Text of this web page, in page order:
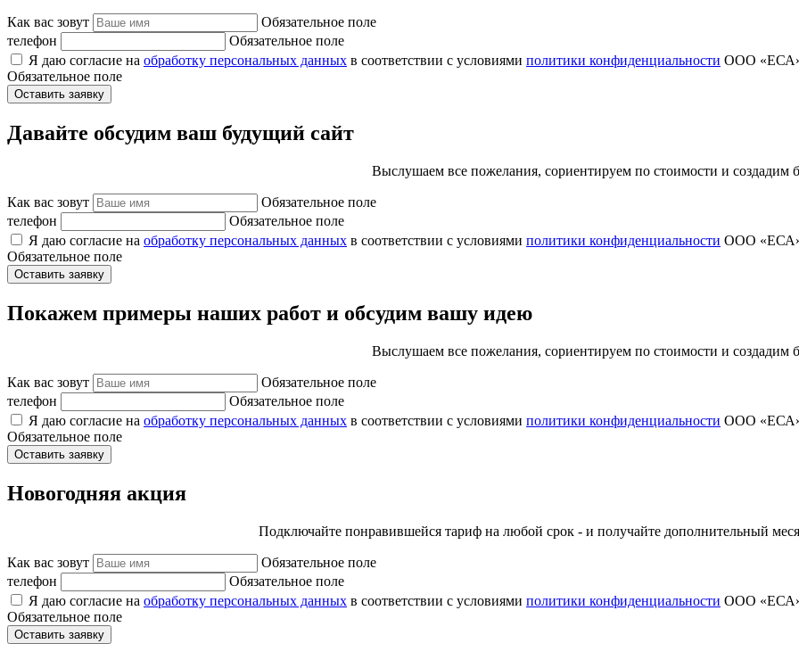
Как вас зовут
Обязательное поле
телефон
Обязательное поле
Я даю согласие на обработку персональных данных в соответствии с условиями политики конфиденциальности ООО
Обязательное поле
Оставить заявку
Давайте обсудим ваш будущий сайт
Выслушаем все пожелания, сориентируем по стоимости и создадим
Как вас зовут
Обязательное поле
телефон
Обязательное поле
Я даю согласие на обработку персональных данных в соответствии с условиями политики конфиденциальности ООО
Обязательное поле
Оставить заявку
Покажем примеры наших работ и обсудим вашу идею
Выслушаем все пожелания, сориентируем по стоимости и создадим
Как вас зовут
Обязательное поле
телефон
Обязательное поле
Я даю согласие на обработку персональных данных в соответствии с условиями политики конфиденциальности ООО
Обязательное поле
Оставить заявку
Новогодняя акция
Подключайте понравившейся тариф на любой срок - и получайте дополнительный
Как вас зовут
Обязательное поле
телефон
Обязательное поле
Я даю согласие на обработку персональных данных в соответствии с условиями политики конфиденциальности ООО
Обязательное поле
Оставить заявку